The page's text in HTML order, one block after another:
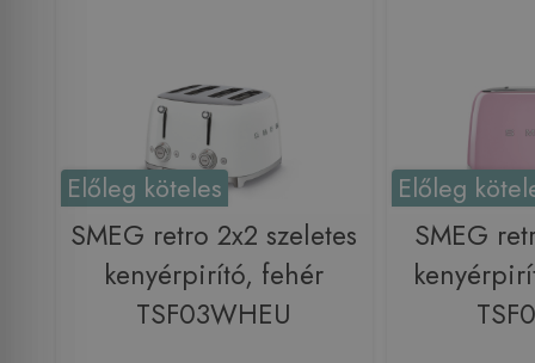
Előleg köteles
SMEG retro 2x2 szeletes
kenyérpirító, fehér
TSF03WHEU
Előleg
SMEG